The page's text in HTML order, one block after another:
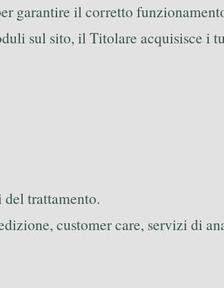
garantire il corretto
sul sito, il Titolare acquisisce i
trattamento.
customer care, servizi di